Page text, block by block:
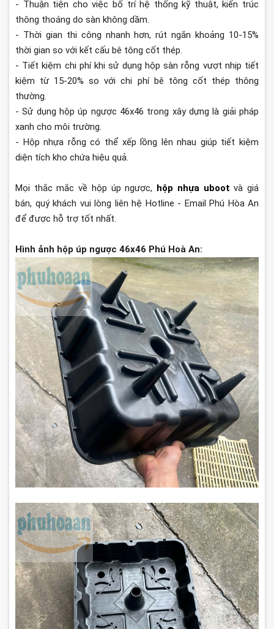
- Thuận tiện cho việc bố trí hệ thống kỹ thuật, kiến trúc
thông thoáng do sàn không dầm.
- Thời gian thi công nhanh hơn, rút ngắn khoảng 10-15%
thời gian so với kết cấu bê tông cốt thép.
- Tiết kiệm chi phí khi sử dụng hộp sàn rỗng vượt nhịp tiết
kiệm từ 15-20% so với chi phí bê tông cốt thép thông
thường.
- Sử dụng hộp úp ngược 46x46 trong xây dựng là giải pháp
xanh cho môi trường.
- Hộp nhựa rỗng có thể xếp lồng lên nhau giúp tiết kiệm
diện tích kho chứa hiệu quả.
Mọi thắc mắc về hộp úp ngược, hộp nhựa uboot và giá
bán, quý khách vui lòng liên hệ Hotline - Email Phú Hòa An
để được hỗ trợ tốt nhất.
Hình ảnh hộp úp ngược 46x46 Phú Hoà An: